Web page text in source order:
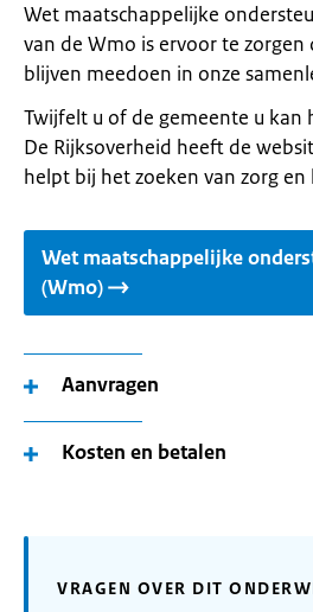
Wet maatschappelijke
van de Wmo is ervoor te
blijven meedoen in onze
Twijfelt u of de gemeente u kan
De Rijksoverheid heeft de
helpt bij het zoeken van zorg en
Wet maatschappelijke
(Wmo)
Aanvragen
Kosten en betalen
VRAGEN OVER DIT